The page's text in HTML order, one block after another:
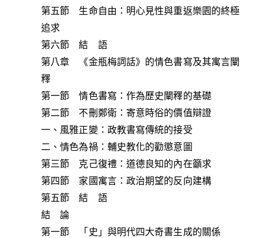
第五節 生命自由：明心見性與重返樂園的終極
追求
第六節 結 語
第八章 《金瓶梅詞話》的情色書寫及其寓言闡
釋
第一節 情色書寫：作為歷史闡釋的基礎
第二節 不刪鄭衛：寄意時俗的價值辯證
一、風雅正變：政教書寫傳統的接受
二、情色為禍：輔史教化的勸懲意圖
第三節 克己復禮：道德良知的內在籲求
第四節 家國寓言：政治期望的反向建構
第五節 結 語
結 論
第一節 「史」與明代四大奇書生成的關係